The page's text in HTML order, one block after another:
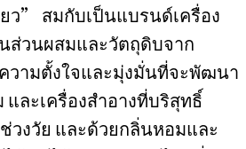
ว” สมกับเป็นแบรนด์เครื่อง
ส่วนผสมและวัตถุดิบจาก
วามตั้งใจและมุ่งมั่นที่จะพัฒนา
ละเครื่องสำอางที่บริสุทธิ์
วงวัย และด้วยกลิ่นหอมและ